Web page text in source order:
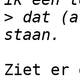
> dat
Ziet er